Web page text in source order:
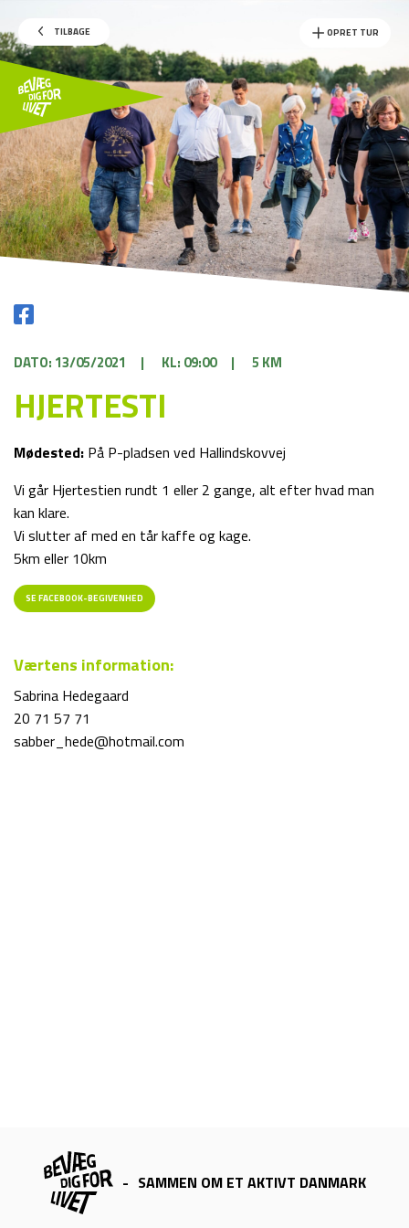
TILBAGE OPRET TUR
DATO: 13/05/2021 | KL: 09:00 | 5 KM
HJERTESTI
Mødested: På P-pladsen ved Hallindskovvej
Vi går Hjertestien rundt 1 eller 2 gange, alt efter hvad man
kan klare.
Vi slutter af med en tår kaffe og kage.
5km eller 10km
SE FACEBOOK-BEGIVENHED
Værtens information:
Sabrina Hedegaard
20 71 57 71
sabber_hede@hotmail.com
- SAMMEN OM ET AKTIVT DANMARK